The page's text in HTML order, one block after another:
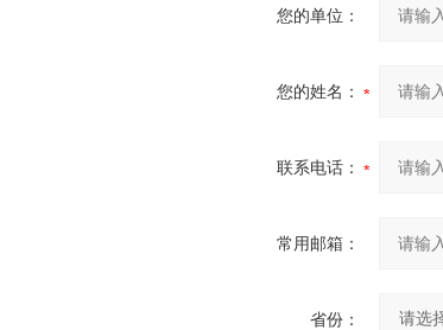
您的单位：
您的姓名：
联系电话：
常用邮箱：
省份：